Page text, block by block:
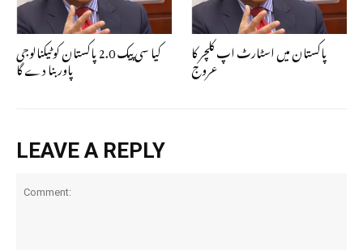
کیا سی پیک 2.0 پاکستان کو ٹیکنالوجی
پاور بنا دے گا
پاکستان میں اسٹارٹ اپ کلچر کا
عروج
LEAVE A REPLY